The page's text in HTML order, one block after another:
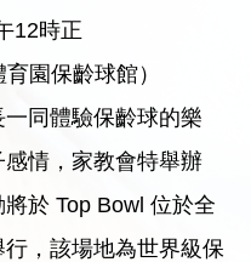
12時正
園保齡球館）
同體驗保齡球的樂
情，家教會特舉辦
將於 Top Bowl 位於全
，該場地為世界級保